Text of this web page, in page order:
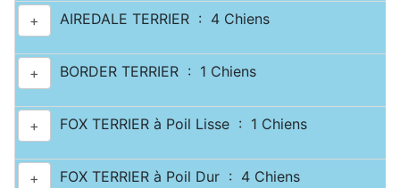
+ AIREDALE TERRIER : 4 Chiens
+ BORDER TERRIER : 1 Chiens
+ FOX TERRIER à Poil Lisse : 1 Chiens
+ FOX TERRIER à Poil Dur : 4 Chiens